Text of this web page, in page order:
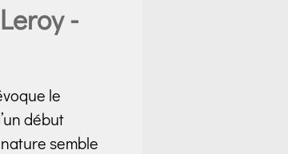
-
le
début
semble